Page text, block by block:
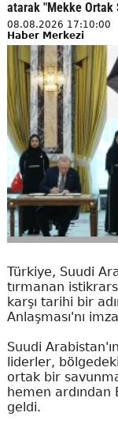
atarak "Mekke Ortak
08.08.2026 17:10:00
Haber Merkezi
Türkiye, Suudi
tırmanan
karşı tarihi bir
Anlaşması'nı
Suudi
liderler,
ortak bir
hemen
geldi.